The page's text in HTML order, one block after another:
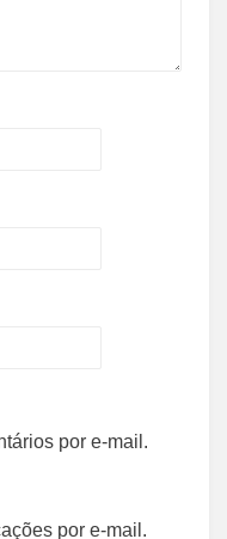
por e-mail.
por e-mail.